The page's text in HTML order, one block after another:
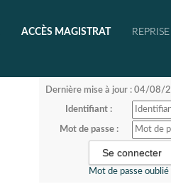
ACCÈS MAGISTRAT
Dernière mise à jour : 04/08/
Identifiant :
Mot de passe :
Mot de passe oublié